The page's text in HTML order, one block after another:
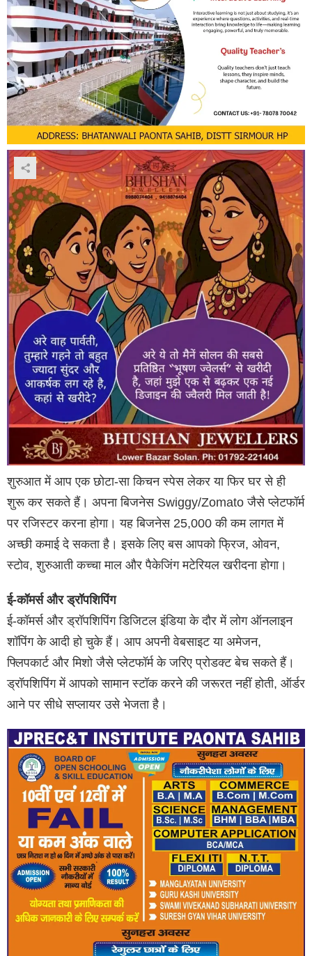
शुरुआत में आप एक छोटा-सा किचन स्पेस लेकर या फिर घर से ही
शुरू कर सकते हैं। अपना बिजनेस Swiggy/Zomato जैसे प्लेटफॉर्म
पर रजिस्टर करना होगा। यह बिजनेस 25,000 की कम लागत में
अच्छी कमाई दे सकता है। इसके लिए बस आपको फ्रिज, ओवन,
स्टोव, शुरुआती कच्चा माल और पैकेजिंग मटेरियल खरीदना होगा।
ई-कॉमर्स और ड्रॉपशिपिंग
ई-कॉमर्स और ड्रॉपशिपिंग डिजिटल इंडिया के दौर में लोग ऑनलाइन
शॉपिंग के आदी हो चुके हैं। आप अपनी वेबसाइट या अमेजन,
फ्लिपकार्ट और मिशो जैसे प्लेटफॉर्म के जरिए प्रोडक्ट बेच सकते हैं।
ड्रॉपशिपिंग में आपको सामान स्टॉक करने की जरूरत नहीं होती, ऑर्डर
आने पर सीधे सप्लायर उसे भेजता है।